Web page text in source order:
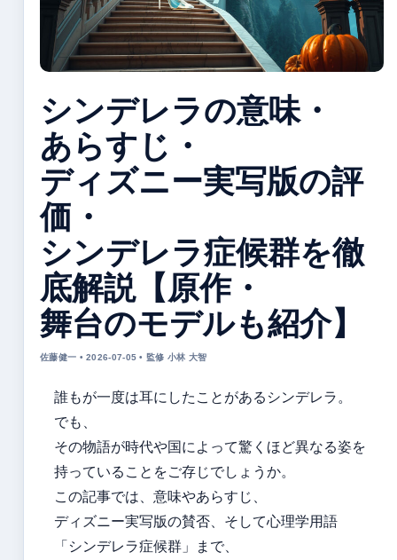
シンデレラの意味・
あらすじ・
ディズニー実写版の評
価・
シンデレラ症候群を徹
底解説【原作・
舞台のモデルも紹介】
佐藤健一 • 2026-07-05 • 監修 小林 大智
誰もが一度は耳にしたことがあるシンデレラ。
でも、
その物語が時代や国によって驚くほど異なる姿を
持っていることをご存じでしょうか。
この記事では、意味やあらすじ、
ディズニー実写版の賛否、そして心理学用語
「シンデレラ症候群」まで、